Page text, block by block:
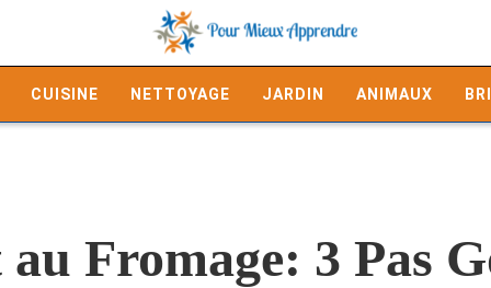
CUISINE NETTOYAGE JARDIN ANIMAUX
Fromage: 3 Pas